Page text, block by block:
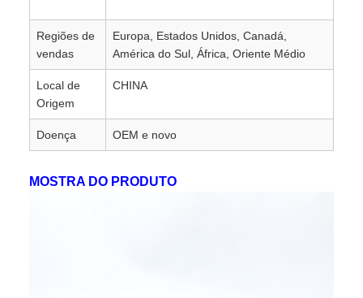
Regiões de
vendas
Europa, Estados Unidos, Canadá,
América do Sul, África, Oriente Médio
Local de
Origem
CHINA
Doença OEM e novo
MOSTRA DO PRODUTO